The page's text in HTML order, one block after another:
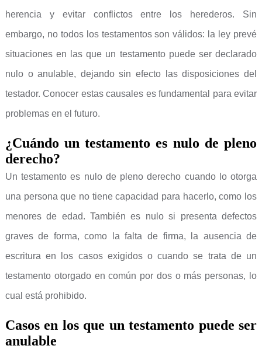
herencia y evitar conflictos entre los herederos. Sin
embargo, no todos los testamentos son válidos: la ley prevé
situaciones en las que un testamento puede ser declarado
nulo o anulable, dejando sin efecto las disposiciones del
testador. Conocer estas causales es fundamental para evitar
problemas en el futuro.
¿Cuándo un testamento es nulo de pleno
derecho?
Un testamento es nulo de pleno derecho cuando lo otorga
una persona que no tiene capacidad para hacerlo, como los
menores de edad. También es nulo si presenta defectos
graves de forma, como la falta de firma, la ausencia de
escritura en los casos exigidos o cuando se trata de un
testamento otorgado en común por dos o más personas, lo
cual está prohibido.
Casos en los que un testamento puede ser
anulable